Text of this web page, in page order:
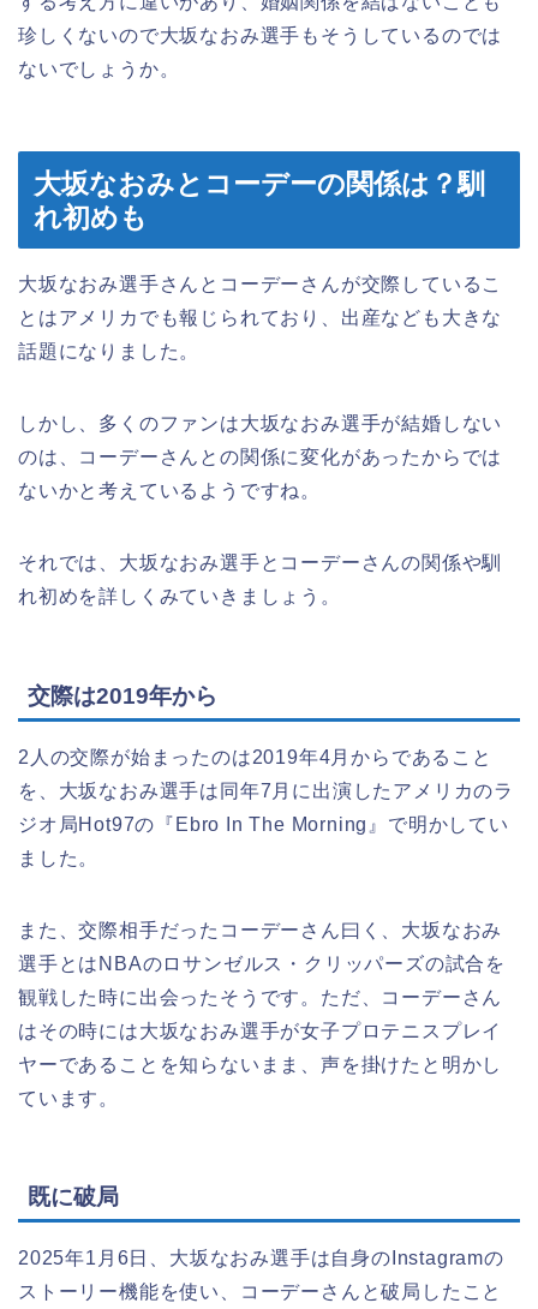
珍しくないので大坂なおみ選手もそうしているのでは
ないでしょうか。
大坂なおみとコーデーの関係は？馴
れ初めも
大坂なおみ選手さんとコーデーさんが交際しているこ
とはアメリカでも報じられており、出産なども大きな
話題になりました。
しかし、多くのファンは大坂なおみ選手が結婚しない
のは、コーデーさんとの関係に変化があったからでは
ないかと考えているようですね。
それでは、大坂なおみ選手とコーデーさんの関係や馴
れ初めを詳しくみていきましょう。
交際は2019年から
2人の交際が始まったのは2019年4月からであること
を、大坂なおみ選手は同年7月に出演したアメリカのラ
ジオ局Hot97の『Ebro In The Morning』で明かしてい
ました。
また、交際相手だったコーデーさん曰く、大坂なおみ
選手とはNBAのロサンゼルス・クリッパーズの試合を
観戦した時に出会ったそうです。ただ、コーデーさん
はその時には大坂なおみ選手が女子プロテニスプレイ
ヤーであることを知らないまま、声を掛けたと明かし
ています。
既に破局
2025年1月6日、大坂なおみ選手は自身のInstagramの
ストーリー機能を使い、コーデーさんと破局したこと